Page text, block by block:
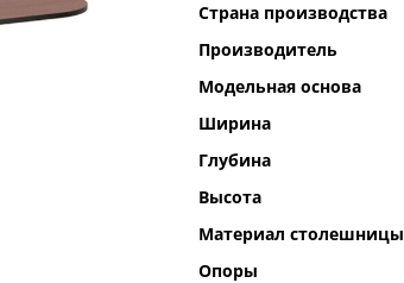
Страна производства
Производитель
Модельная основа
Ширина
Глубина
Высота
Материал столешницы
Опоры